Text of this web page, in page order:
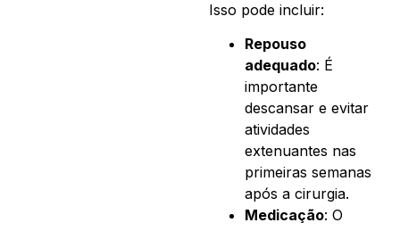
Isso pode incluir:
Repouso
adequado: É
importante
descansar e evitar
atividades
extenuantes nas
primeiras semanas
após a cirurgia.
Medicação: O